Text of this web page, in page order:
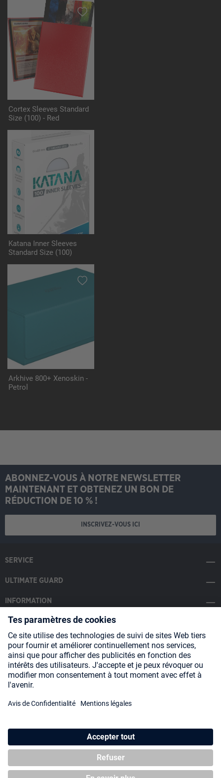
Cortex Sleeves Standard
Size (100) - Red
Katana Inner Sleeves
Standard Size (100)
Arkhive 800+ Xenoskin -
Petrol
ABONNEZ-VOUS À NOTRE NEWSLETTER
MAINTENANT ET OBTENEZ UN BON DE
RÉDUCTION DE 10 % !
INSCRIVEZ-VOUS ICI
SERVICE
ULTIMATE GUARD
INFORMATION
SOCIAL MEDIA
Payment Methods
Shipping
Blog